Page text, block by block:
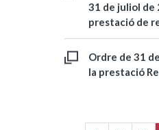
31 de juliol de
prestació de
Ordre de 31
la prestació